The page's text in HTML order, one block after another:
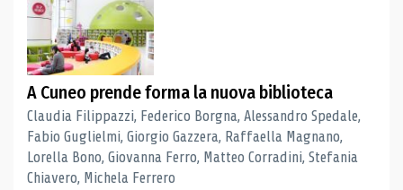
A Cuneo prende forma la nuova biblioteca
Claudia Filippazzi, Federico Borgna, Alessandro Spedale,
Fabio Guglielmi, Giorgio Gazzera, Raffaella Magnano,
Lorella Bono, Giovanna Ferro, Matteo Corradini, Stefania
Chiavero, Michela Ferrero